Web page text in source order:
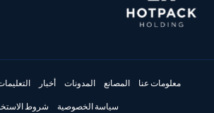
معلومات عنا المصانع المدونات أخبار
سياسة الخصوصية شروط